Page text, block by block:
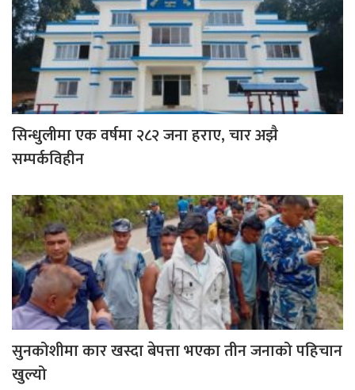
सिन्धुलीमा एक वर्षमा २८२ जना हराए, चार अझै
सम्पर्कविहीन
सुनकोशीमा कार खस्दा बेपत्ता भएका तीन जनाको पहिचान
खुल्यो